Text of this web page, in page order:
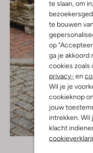
te slaan, om
te bouwen
op
ga je akkoord
cookies zoals
privacy- en
Wil je je
cookieknop
jouw
intrekken. Wil
klacht
Ontdek de